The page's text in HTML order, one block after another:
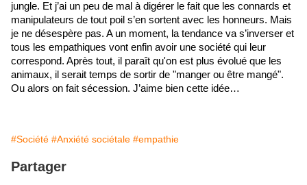
jungle. Et j’ai un peu de mal à digérer le fait que les connards et
manipulateurs de tout poil s’en sortent avec les honneurs. Mais
je ne désespère pas. A un moment, la tendance va s’inverser et
tous les empathiques vont enfin avoir une société qui leur
correspond. Après tout, il paraît qu'on est plus évolué que les
animaux, il serait temps de sortir de "manger ou être mangé".
Ou alors on fait sécession. J’aime bien cette idée…
#Société #Anxiété sociétale #empathie
Partager